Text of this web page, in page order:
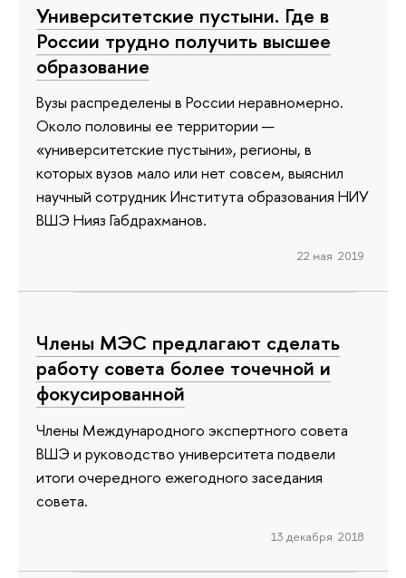
Университетские пустыни. Где в
России трудно получить высшее
образование
Вузы распределены в России неравномерно.
Около половины ее территории —
«университетские пустыни», регионы, в
которых вузов мало или нет совсем, выяснил
научный сотрудник Института образования НИУ
ВШЭ Нияз Габдрахманов.
22 мая 2019
Члены МЭС предлагают сделать
работу совета более точечной и
фокусированной
Члены Международного экспертного совета
ВШЭ и руководство университета подвели
итоги очередного ежегодного заседания
совета.
13 декабря 2018